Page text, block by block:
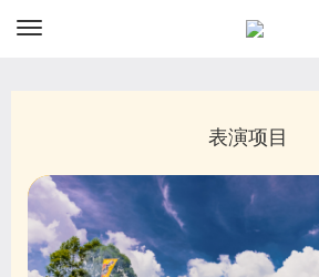
订
表演项目